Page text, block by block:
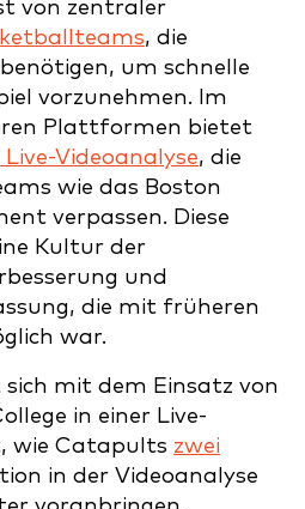
von zentraler
, die
um schnelle
vorzunehmen. Im
Plattformen bietet
Live-Videoanalyse, die
wie das Boston
verpassen. Diese
Kultur der
und
die mit früheren
war.
sich mit dem Einsatz von
in einer Live-
wie Catapults zwei
in der Videoanalyse